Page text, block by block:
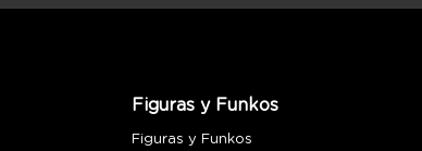
Figuras y Funkos
Figuras y Funkos